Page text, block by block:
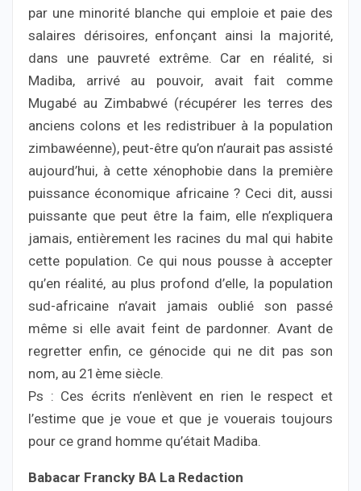
par une minorité blanche qui emploie et paie des
salaires dérisoires, enfonçant ainsi la majorité,
dans une pauvreté extrême. Car en réalité, si
Madiba, arrivé au pouvoir, avait fait comme
Mugabé au Zimbabwé (récupérer les terres des
anciens colons et les redistribuer à la population
zimbawéenne), peut-être qu’on n’aurait pas assisté
aujourd’hui, à cette xénophobie dans la première
puissance économique africaine ? Ceci dit, aussi
puissante que peut être la faim, elle n’expliquera
jamais, entièrement les racines du mal qui habite
cette population. Ce qui nous pousse à accepter
qu’en réalité, au plus profond d’elle, la population
sud-africaine n’avait jamais oublié son passé
même si elle avait feint de pardonner. Avant de
regretter enfin, ce génocide qui ne dit pas son
nom, au 21ème siècle.
Ps : Ces écrits n’enlèvent en rien le respect et
l’estime que je voue et que je vouerais toujours
pour ce grand homme qu’était Madiba.
Babacar Francky BA La Redaction